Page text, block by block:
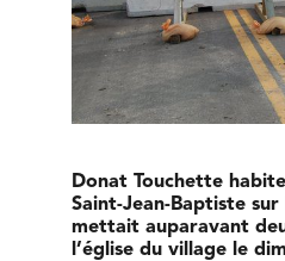
Donat Touchette
Saint-Jean-Baptiste
mettait auparavant
l’église du village le